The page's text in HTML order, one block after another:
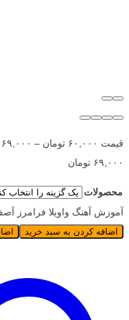
قیمت ۶۰,۰۰۰ تومان – ۶۹,۰۰۰
۶۹,۰۰۰ تومان
محصولات
آموزش آهنگ واویلا فرامرز
اضافه کردن به سبد خرید